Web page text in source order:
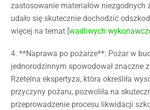
zastosowanie materiałów niezgodnych
udało się skutecznie dochodzić
więcej na temat [wadliwych
4. **Naprawa po pożarze**: Pożar w
jednorodzinnym spowodował znaczne
Rzetelna ekspertyza, która określiła
przyczyny pożaru, pozwoliła na
przeprowadzenie procesu likwidacji